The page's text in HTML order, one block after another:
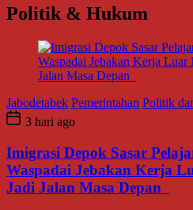
Politik & Hukum
Jabodetabek Pemerintahan Politik
3 hari ago
Imigrasi Depok Sasar
Waspadai Jebakan Kerja
Jadi Jalan Masa Depan